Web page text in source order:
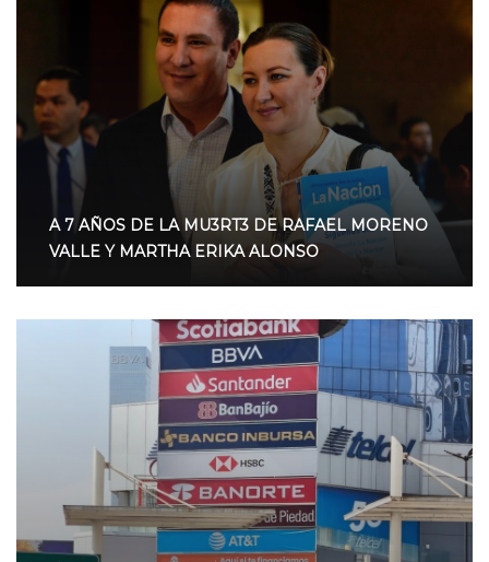
A 7 AÑOS DE LA MU3RT3 DE RAFAEL MORENO
VALLE Y MARTHA ERIKA ALONSO